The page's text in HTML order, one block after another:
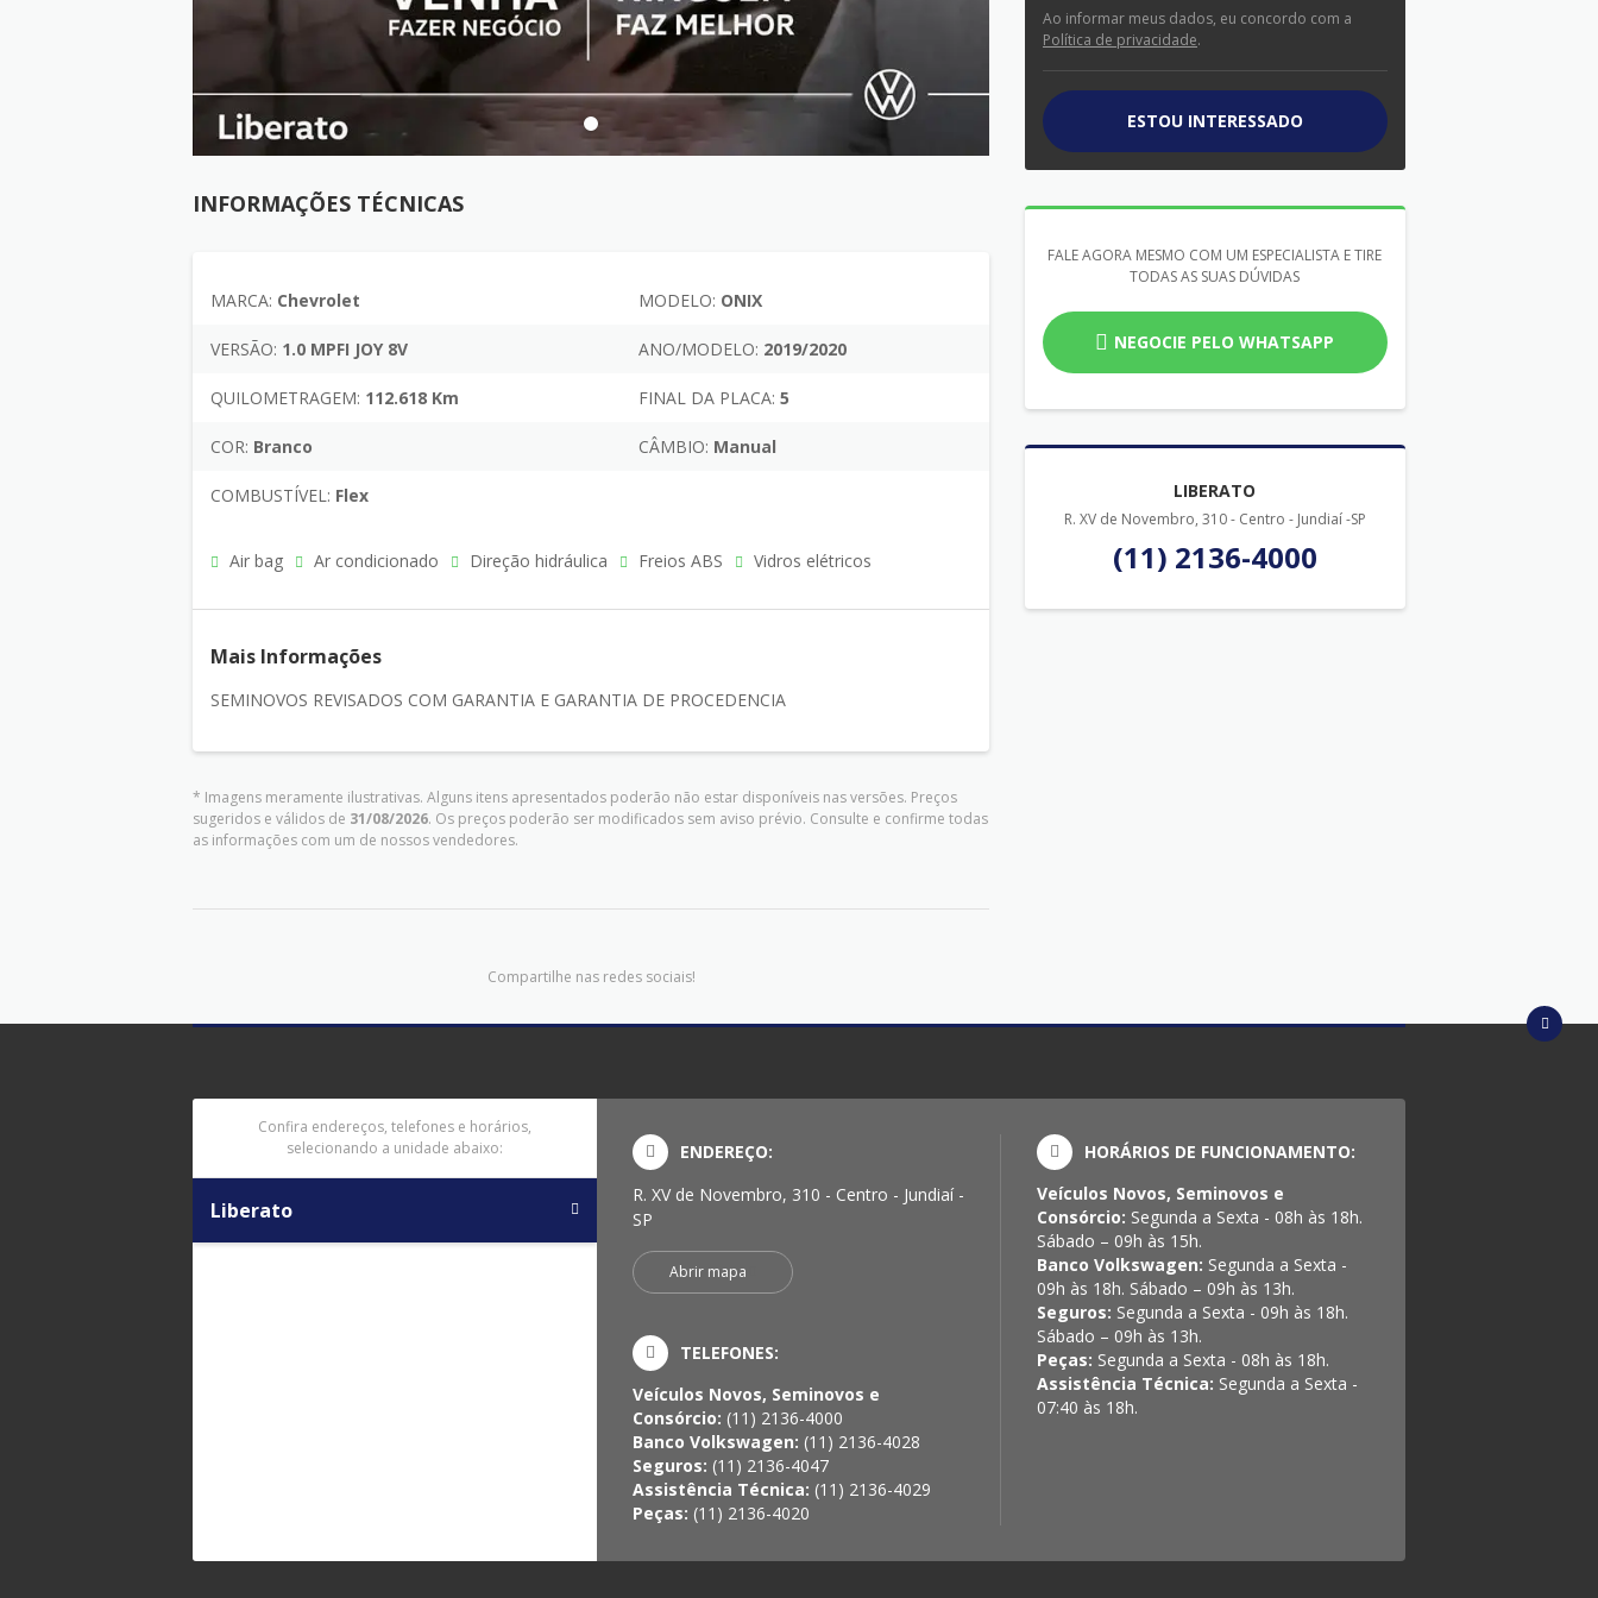
INFORMAÇÕES TÉCNICAS
MARCA: Chevrolet MODELO: ONIX
VERSÃO: 1.0 MPFI JOY 8V ANO/MODELO: 2019/2020
QUILOMETRAGEM: 112.618 Km FINAL DA PLACA: 5
COR: Branco CÂMBIO: Manual
COMBUSTÍVEL: Flex
Air bag Ar condicionado Direção hidráulica Freios ABS Vidros elétricos
Mais Informações
SEMINOVOS REVISADOS COM GARANTIA E GARANTIA DE PROCEDENCIA
* Imagens meramente ilustrativas. Alguns itens apresentados poderão não estar disponíveis nas versões. Preços
sugeridos e válidos de 31/08/2026. Os preços poderão ser modificados sem aviso prévio. Consulte e confirme todas
as informações com um de nossos vendedores.
Compartilhe nas redes sociais!
Ao informar meus dados, eu concordo com a
Política de privacidade.
ESTOU INTERESSADO
FALE AGORA MESMO COM UM ESPECIALISTA E TIRE
TODAS AS SUAS DÚVIDAS
NEGOCIE PELO WHATSAPP
LIBERATO
R. XV de Novembro, 310 - Centro - Jundiaí -SP
(11) 2136-4000
Confira endereços, telefones e horários,
selecionando a unidade abaixo:
Liberato
ENDEREÇO:
R. XV de Novembro, 310 - Centro - Jundiaí -
SP
Abrir mapa
TELEFONES:
Veículos Novos, Seminovos e
Consórcio: (11) 2136-4000
Banco Volkswagen: (11) 2136-4028
Seguros: (11) 2136-4047
Assistência Técnica: (11) 2136-4029
Peças: (11) 2136-4020
HORÁRIOS DE FUNCIONAMENTO:
Veículos Novos, Seminovos e
Consórcio: Segunda a Sexta - 08h às 18h.
Sábado – 09h às 15h.
Banco Volkswagen: Segunda a Sexta -
09h às 18h. Sábado – 09h às 13h.
Seguros: Segunda a Sexta - 09h às 18h.
Sábado – 09h às 13h.
Peças: Segunda a Sexta - 08h às 18h.
Assistência Técnica: Segunda a Sexta -
07:40 às 18h.